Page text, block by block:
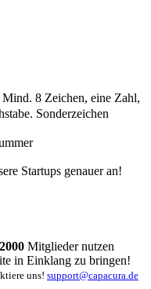
Mind. 8 Zeichen, eine Zahl,
Sonderzeichen
Startups genauer an!
2000 Mitglieder nutzen
in Einklang zu bringen!
uns! support@capacura.de